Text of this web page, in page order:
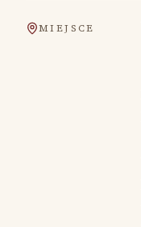
MIEJSCE